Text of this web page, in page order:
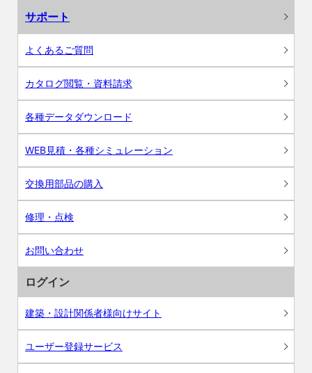
サポート
よくあるご質問
カタログ閲覧・資料請求
各種データダウンロード
WEB見積・各種シミュレーション
交換用部品の購入
修理・点検
お問い合わせ
ログイン
建築・設計関係者様向けサイト
ユーザー登録サービス